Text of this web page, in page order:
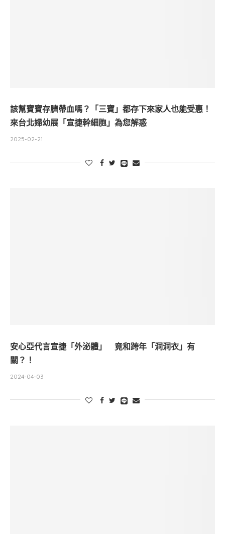
該幫寶寶存臍帶血嗎？「三寶」都存下來家人也能受惠！
來台北婦幼展「宣捷幹細胞」為您解惑
2025-02-21
安心亞代言宣捷「外泌體」 竟和跨年「洞洞衣」有
關？！
2024-04-03